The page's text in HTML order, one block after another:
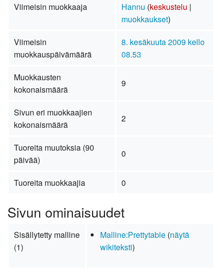
Viimeisin muokkaaja
Hannu (keskustelu |
muokkaukset)
Viimeisin
muokkauspäivämäärä
8. kesäkuuta 2009 kello
08.53
Muokkausten
kokonaismäärä
9
Sivun eri muokkaajien
kokonaismäärä
2
Tuoreita muutoksia (90
päivää)
0
Tuoreita muokkaajia 0
Sivun ominaisuudet
Sisällytetty malline
(1)
Malline:Prettytable (näytä
wikiteksti)